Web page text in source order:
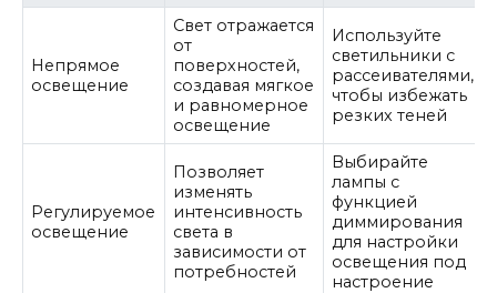
Непрямое
освещение
Свет отражается
от
поверхностей,
создавая мягкое
и равномерное
освещение
Используйте
светильники с
рассеивателями,
чтобы избежать
резких теней
Регулируемое
освещение
Позволяет
изменять
интенсивность
света в
зависимости от
потребностей
Выбирайте
лампы с
функцией
диммирования
для настройки
освещения под
настроение